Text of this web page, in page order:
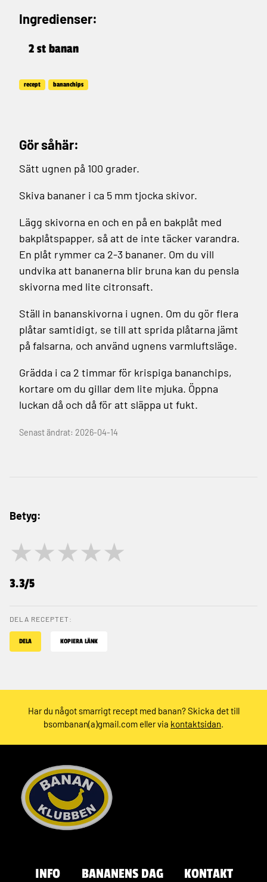
Ingredienser:
2 st banan
recept bananchips
Gör såhär:
Sätt ugnen på 100 grader.
Skiva bananer i ca 5 mm tjocka skivor.
Lägg skivorna en och en på en bakplåt med
bakplåtspapper, så att de inte täcker varandra.
En plåt rymmer ca 2-3 bananer. Om du vill
undvika att bananerna blir bruna kan du pensla
skivorna med lite citronsaft.
Ställ in bananskivorna i ugnen. Om du gör flera
plåtar samtidigt, se till att sprida plåtarna jämt
på falsarna, och använd ugnens varmluftsläge.
Grädda i ca 2 timmar för krispiga bananchips,
kortare om du gillar dem lite mjuka. Öppna
luckan då och då för att släppa ut fukt.
Senast ändrat: 2026-04-14
Betyg:
★
★
★
★
★
3.3/5
DELA RECEPTET:
DELA KOPIERA LÄNK
Har du något smarrigt recept med banan? Skicka det till
bsombanan(a)gmail.com eller via kontaktsidan.
INFO BANANENS DAG KONTAKT